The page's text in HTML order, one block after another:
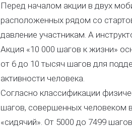
Перед началом акции в двух
расположенных рядом со
давление участникам. А
Акция «10 000 шагов к жизни»
от 6 до 10 тысяч шагов для
активности человека.
Согласно классификации
шагов, совершенных человеком
«сидячий». От 5000 до 7499